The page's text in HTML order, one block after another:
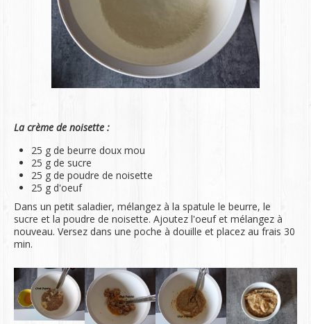
La crème de noisette :
25 g de beurre doux mou
25 g de sucre
25 g de poudre de noisette
25 g d'oeuf
Dans un petit saladier, mélangez à la spatule le beurre, le
sucre et la poudre de noisette. Ajoutez l'oeuf et mélangez à
nouveau. Versez dans une poche à douille et placez au frais 30
min.